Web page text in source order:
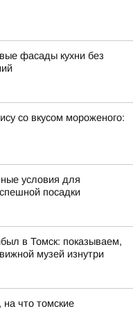
фасады кухни без
со вкусом мороженого:
условия для
посадки
в Томск: показываем,
музей изнутри
что томские